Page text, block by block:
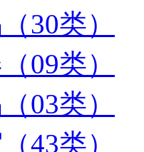
30类）
09类）
03类）
43类）